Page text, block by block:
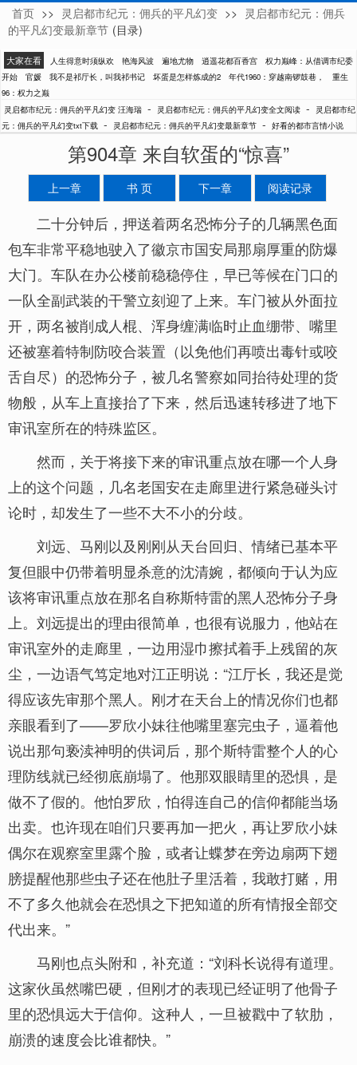
汪海瑞
首页 >> 灵启都市纪元：佣兵的平凡幻变 >> 灵启都市纪元：佣兵
的平凡幻变最新章节 (目录)
大家在看 人生得意时须纵欢 艳海风波 遍地尤物 逍遥花都百香宫
权力巅峰：从借调市纪委
开始
官媛 我不是祁厅长，叫我祁书记 坏蛋是怎样炼成的2 年代1960：穿越南锣鼓巷，
重生
96：权力之巅
灵启都市纪元：佣兵的平凡幻变 汪海瑞 - 灵启都市纪元：佣兵的平凡幻变全文阅读 -
灵启都市纪
元：佣兵的平凡幻变txt下载 - 灵启都市纪元：佣兵的平凡幻变最新章节 - 好看的都市言情小说
第904章 来自软蛋的“惊喜”
上一章 书 页 下一章 阅读记录
二十分钟后，押送着两名恐怖分子的几辆黑色面
包车非常平稳地驶入了徽京市国安局那扇厚重的防爆
大门。车队在办公楼前稳稳停住，早已等候在门口的
一队全副武装的干警立刻迎了上来。车门被从外面拉
开，两名被削成人棍、浑身缠满临时止血绷带、嘴里
还被塞着特制防咬合装置（以免他们再喷出毒针或咬
舌自尽）的恐怖分子，被几名警察如同抬待处理的货
物般，从车上直接抬了下来，然后迅速转移进了地下
审讯室所在的特殊监区。
然而，关于将接下来的审讯重点放在哪一个人身
上的这个问题，几名老国安在走廊里进行紧急碰头讨
论时，却发生了一些不大不小的分歧。
刘远、马刚以及刚刚从天台回归、情绪已基本平
复但眼中仍带着明显杀意的沈清婉，都倾向于认为应
该将审讯重点放在那名自称斯特雷的黑人恐怖分子身
上。刘远提出的理由很简单，也很有说服力，他站在
审讯室外的走廊里，一边用湿巾擦拭着手上残留的灰
尘，一边语气笃定地对江正明说：“江厅长，我还是觉
得应该先审那个黑人。刚才在天台上的情况你们也都
亲眼看到了——罗欣小妹往他嘴里塞完虫子，逼着他
说出那句亵渎神明的供词后，那个斯特雷整个人的心
理防线就已经彻底崩塌了。他那双眼睛里的恐惧，是
做不了假的。他怕罗欣，怕得连自己的信仰都能当场
出卖。也许现在咱们只要再加一把火，再让罗欣小妹
偶尔在观察室里露个脸，或者让蝶梦在旁边扇两下翅
膀提醒他那些虫子还在他肚子里活着，我敢打赌，用
不了多久他就会在恐惧之下把知道的所有情报全部交
代出来。”
马刚也点头附和，补充道：“刘科长说得有道理。
这家伙虽然嘴巴硬，但刚才的表现已经证明了他骨子
里的恐惧远大于信仰。这种人，一旦被戳中了软肋，
崩溃的速度会比谁都快。”